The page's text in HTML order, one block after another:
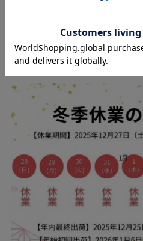
360°どこから見ても美
脚の形に馴染むような細身シルエ
デザインを極力シンプルに仕上げ
が際立ち優美で気品のある印象に
ん、あらゆるフォーマルなシーン
スタッ